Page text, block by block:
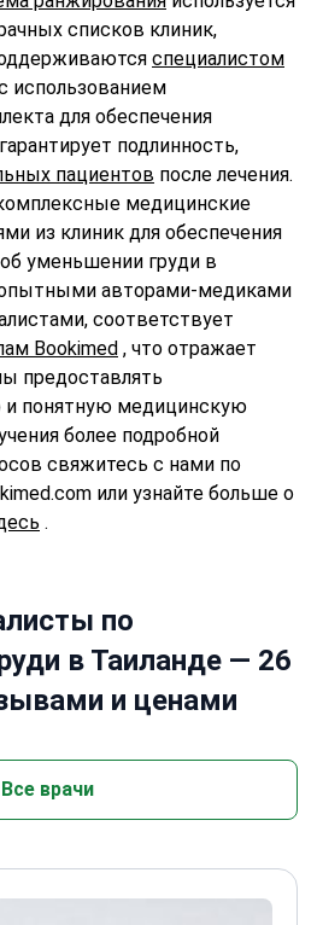
списков клиник,
специалистом
использованием
для обеспечения
подлинность,
пациентов после лечения.
медицинские
из клиник для обеспечения
уменьшении груди в
авторами-медиками
соответствует
Bookimed , что отражает
предоставлять
понятную медицинскую
более подробной
свяжитесь с нами по
или узнайте больше о
.
по
в Таиланде — 26
и ценами
Все врачи